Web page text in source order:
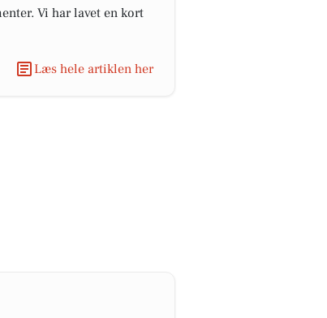
Vi har lavet en kort
Læs hele artiklen her